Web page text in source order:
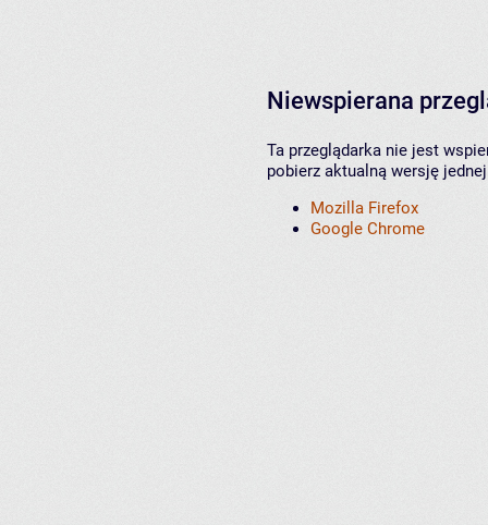
Niewspierana
Ta przeglądarka nie jest
pobierz aktualną wersję
Mozilla Firefox
Google Chrome